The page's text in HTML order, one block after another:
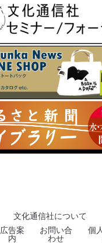
文化通信社について
広告案
内
お問い合
わせ
個